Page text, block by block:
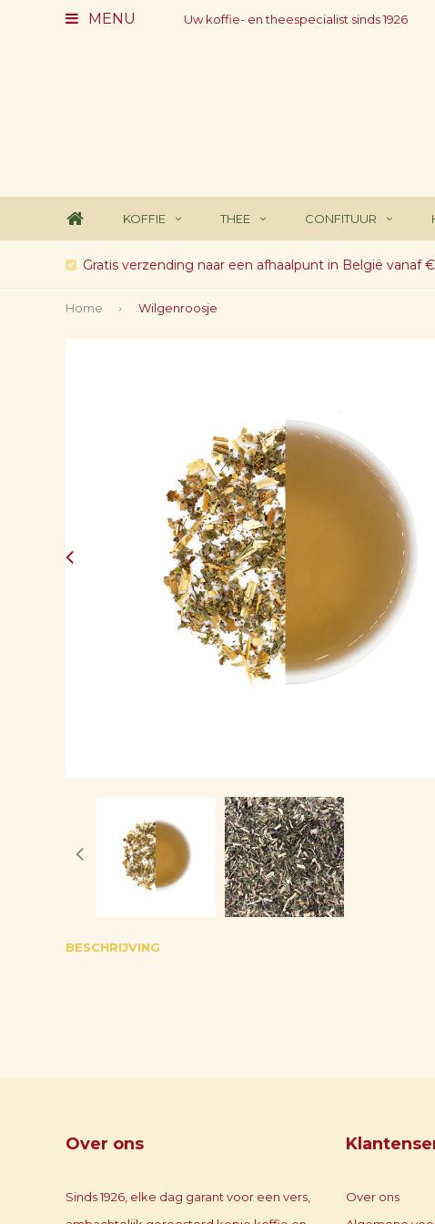
MENU Uw koffie- en theespecialist sinds 1926
KOFFIE THEE CONFITUUR
Gratis verzending naar een afhaalpunt in België vanaf
Home Wilgenroosje
BESCHRIJVING
Over ons
Sinds 1926, elke dag garant voor een vers,
Over ons